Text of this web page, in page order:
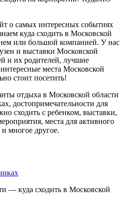
о самых интересных событиях
куда сходить в Московской
или большой компанией. У нас
и выставки Московской
и их родителей, лучшие
места Московской
стоит посетить!
отдыха в Московской области
достопримечательности для
сходить с ребенком, выставки,
места для активного
многое другое.
— куда сходить в Московской